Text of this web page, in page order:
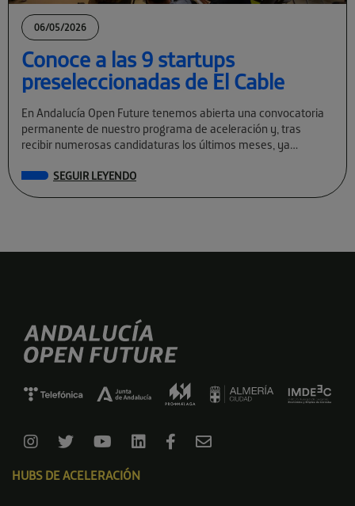
06/05/2026
Conoce a las 9 startups
preseleccionadas de El Cable
En Andalucía Open Future tenemos abierta una convocatoria
permanente de nuestro programa de aceleración y, tras
recibir numerosas candidaturas los últimos meses, ya
SEGUIR LEYENDO
HUBS DE ACELERACIÓN